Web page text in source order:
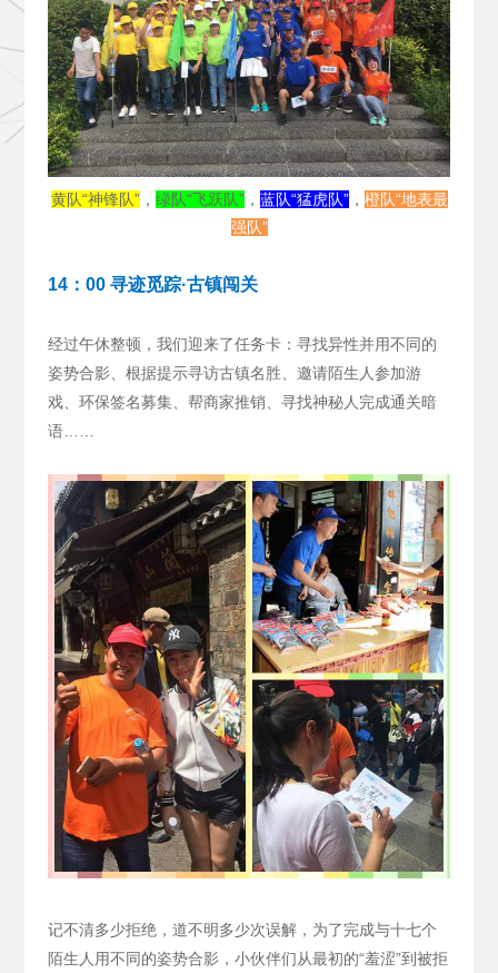
黄队“神锋队” ， 绿队“飞跃队” ， 蓝队“猛虎队”， 橙队“地表最
强队”
14：00 寻迹觅踪·古镇闯关
经过午休整顿，我们迎来了任务卡：寻找异性并用不同的
姿势合影、根据提示寻访古镇名胜、邀请陌生人参加游
戏、环保签名募集、帮商家推销、寻找神秘人完成通关暗
语……
记不清多少拒绝，道不明多少次误解，为了完成与十七个
陌生人用不同的姿势合影，小伙伴们从最初的“羞涩”到被拒